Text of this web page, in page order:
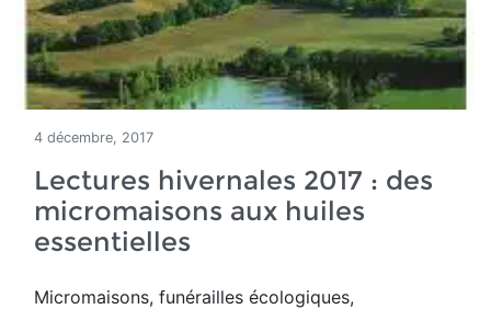
4 décembre, 2017
Lectures hivernales 2017 : des
micromaisons aux huiles
essentielles
Micromaisons, funérailles écologiques,